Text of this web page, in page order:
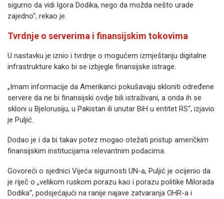
sigurno da vidi Igora Dodika, nego da možda nešto urade
zajedno“, rekao je.
Tvrdnje o serverima i finansijskim tokovima
U nastavku je iznio i tvrdnje o mogućem izmještanju digitalne
infrastrukture kako bi se izbjegle finansijske istrage.
„Imam informacije da Amerikanci pokušavaju skloniti određene
servere da ne bi finansijski ovdje bili istraživani, a onda ih se
skloni u Bjelorusiju, u Pakistan ili unutar BiH u entitet RS“, izjavio
je Puljić.
Dodao je i da bi takav potez mogao otežati pristup američkim
finansijskim institucijama relevantnim podacima.
Govoreći o sjednici Vijeća sigurnosti UN-a, Puljić je ocijenio da
je riječ o „velikom ruskom porazu kao i porazu politike Milorada
Dodika“, podsjećajući na ranije najave zatvaranja OHR-a i